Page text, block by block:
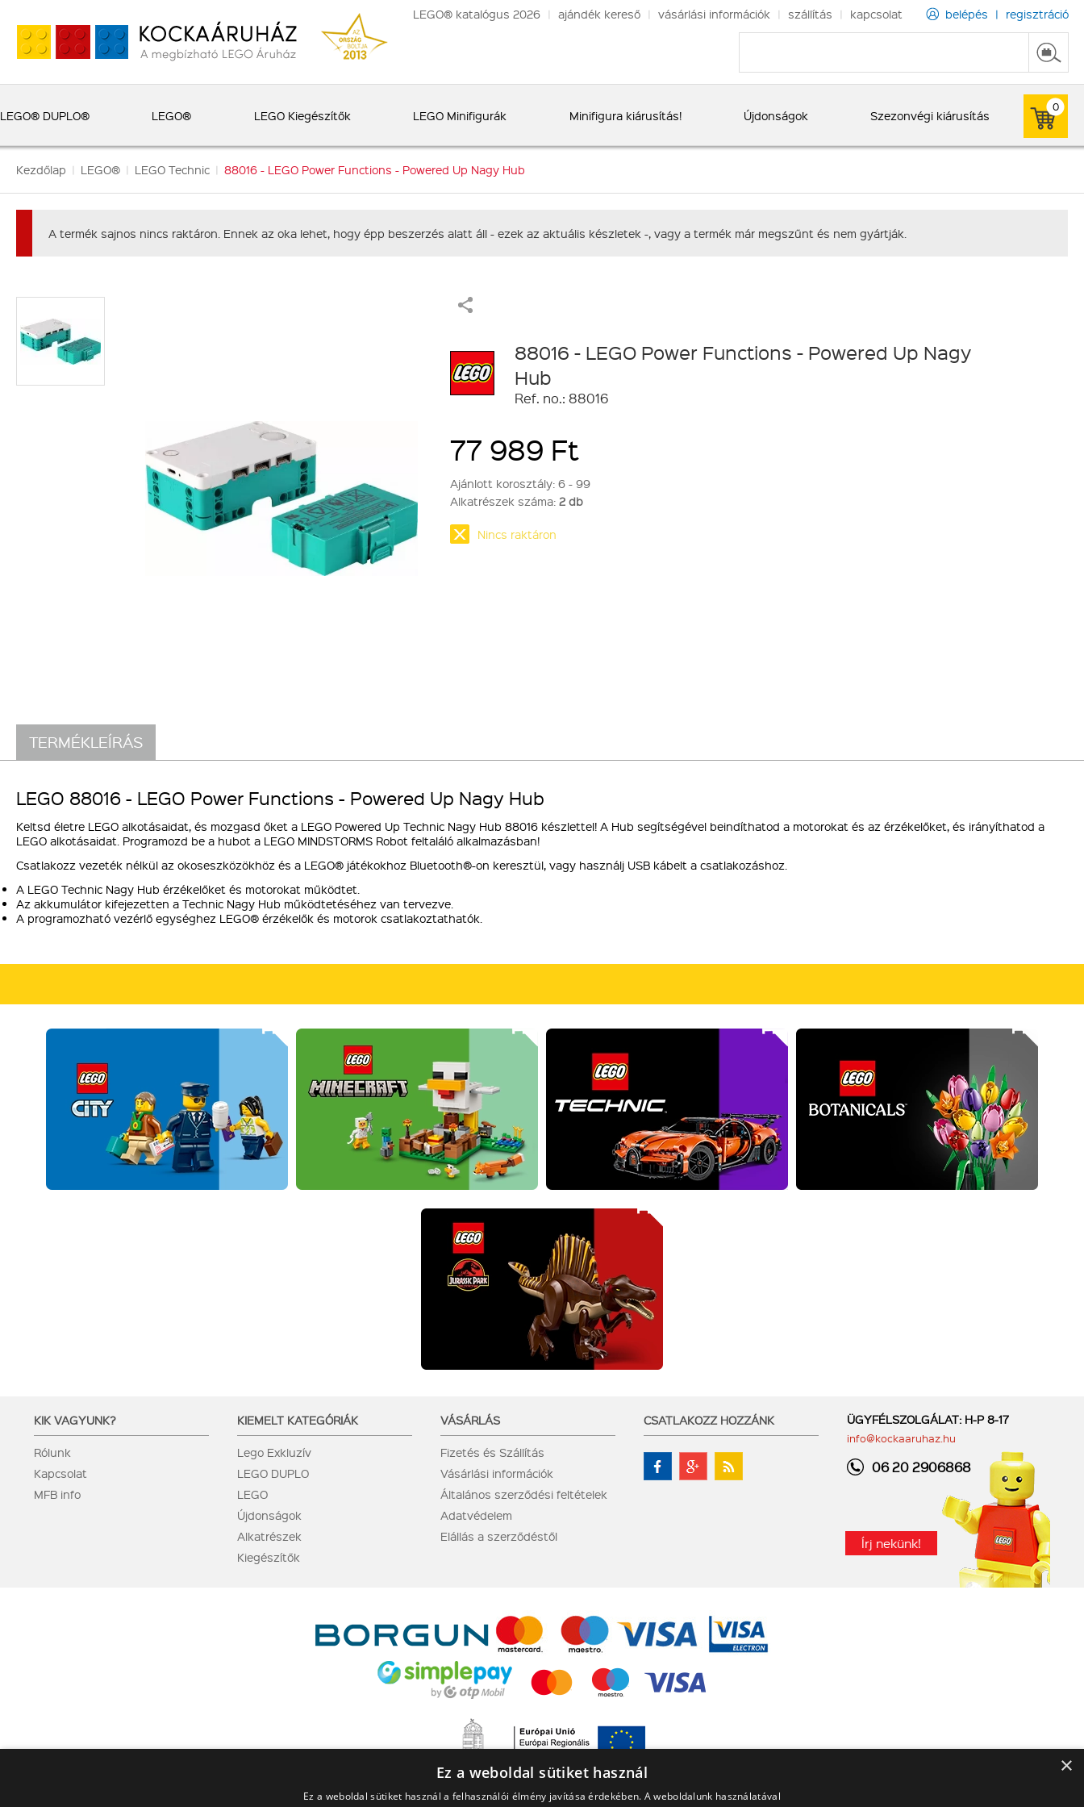
LEGO® katalógus 2026 | ajándék kereső | vásárlási információk | szállítás | kapcsolat belépés | regisztráció
LEGO® DUPLO® LEGO® LEGO Kiegészítők LEGO Minifigurák Minifigura kiárusítás! Újdonságok Szezonvégi kiárusítás
0
Kezdőlap | LEGO® | LEGO Technic | 88016 - LEGO Power Functions - Powered Up Nagy Hub
A termék sajnos nincs raktáron. Ennek az oka lehet, hogy épp beszerzés alatt áll - ezek az aktuális készletek -, vagy a termék már megszűnt és nem gyártják.
88016 - LEGO Power Functions - Powered Up Nagy
Hub
Ref. no.: 88016
77 989 Ft
Ajánlott korosztály: 6 - 99
Alkatrészek száma: 2 db
Nincs raktáron
TERMÉKLEÍRÁS
LEGO 88016 - LEGO Power Functions - Powered Up Nagy Hub
Keltsd életre LEGO alkotásaidat, és mozgasd őket a LEGO Powered Up Technic Nagy Hub 88016 készlettel! A Hub segítségével beindíthatod a motorokat és az érzékelőket, és irányíthatod a
LEGO alkotásaidat. Programozd be a hubot a LEGO MINDSTORMS Robot feltaláló alkalmazásban!
Csatlakozz vezeték nélkül az okoseszközökhöz és a LEGO® játékokhoz Bluetooth®-on keresztül, vagy használj USB kábelt a csatlakozáshoz.
A LEGO Technic Nagy Hub érzékelőket és motorokat működtet.
Az akkumulátor kifejezetten a Technic Nagy Hub működtetéséhez van tervezve.
A programozható vezérlő egységhez LEGO® érzékelők és motorok csatlakoztathatók.
KIK VAGYUNK?
Rólunk
Kapcsolat
MFB info
KIEMELT KATEGÓRIÁK
Lego Exkluzív
LEGO DUPLO
LEGO
Újdonságok
Alkatrészek
Kiegészítők
VÁSÁRLÁS
Fizetés és Szállítás
Vásárlási információk
Általános szerződési feltételek
Adatvédelem
Elállás a szerződéstől
CSATLAKOZZ HOZZÁNK ÜGYFÉLSZOLGÁLAT: H-P 8-17
info@kockaaruhaz.hu
06 20 2906868
Írj nekünk!
×
Ez a weboldal sütiket használ
Ez a weboldal sütiket használ a felhasználói élmény javítása érdekében. A weboldalunk használatával